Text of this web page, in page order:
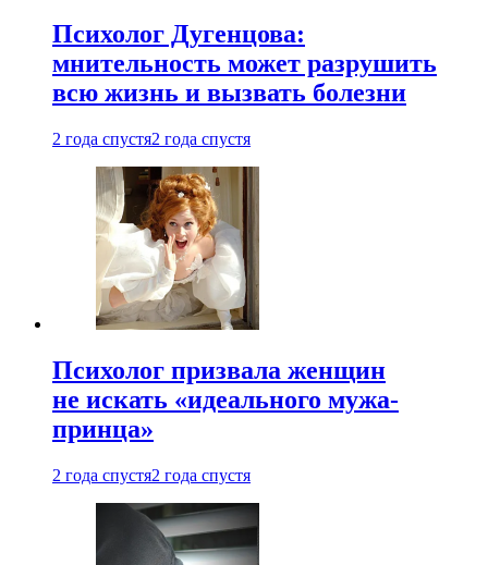
Психолог Дугенцова:
мнительность может разрушить
всю жизнь и вызвать болезни
2 года спустя2 года спустя
Психолог призвала женщин
не искать «идеального мужа-
принца»
2 года спустя2 года спустя